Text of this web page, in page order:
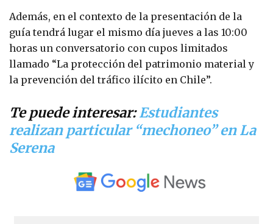
Además, en el contexto de la presentación de la
guía tendrá lugar el mismo día jueves a las 10:00
horas un conversatorio con cupos limitados
llamado “La protección del patrimonio material y
la prevención del tráfico ilícito en Chile”.
Te puede interesar:Estudiantes
realizan particular “mechoneo” en La
Serena